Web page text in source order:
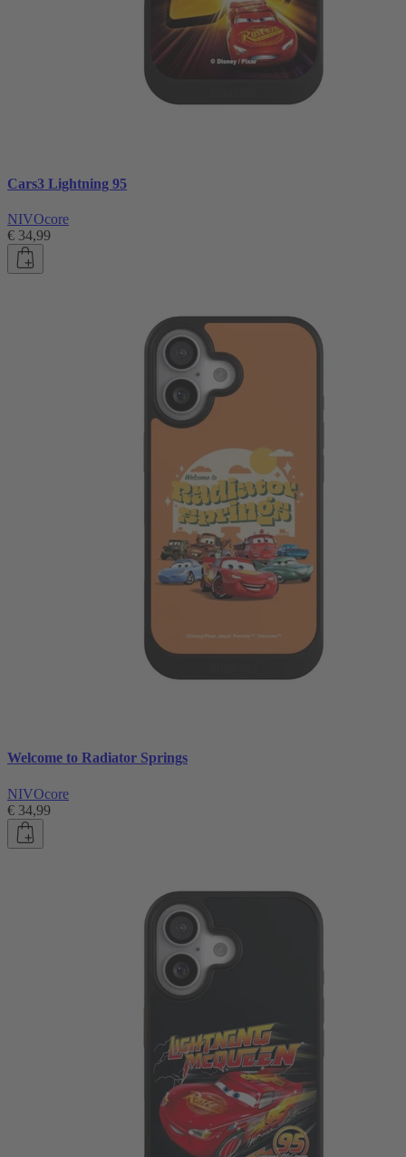
Cars3 Lightning 95
NIVOcore
€ 34,99
Welcome to Radiator Springs
NIVOcore
€ 34,99